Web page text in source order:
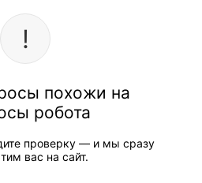
похожи на
робота
проверку — и мы сразу
вас на сайт.